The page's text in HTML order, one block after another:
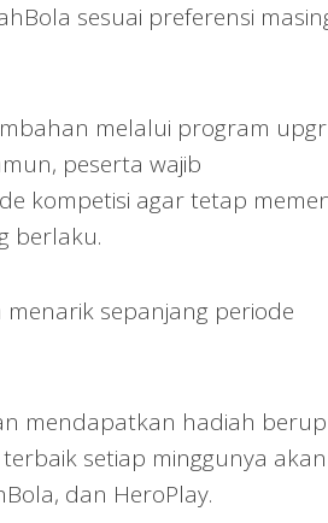
sesuai preferensi
melalui program
peserta wajib
kompetisi agar tetap
berlaku.
sepanjang periode
mendapatkan hadiah
setiap minggunya akan
dan HeroPlay.